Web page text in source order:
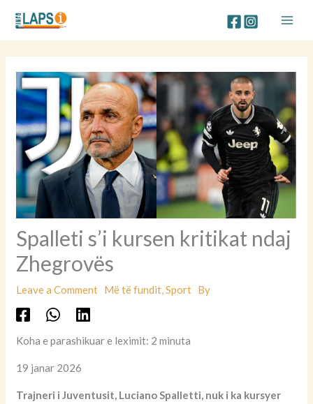
content
Spalleti s’i kursen kritikat ndaj
Zhegrovës
Leave a Comment Më të fundit,Sport By
Koha e parashikuar e leximit: 2 minuta
19 janar 2026
Trajneri i Juventusit, Luciano Spalletti, nuk i ka kursyer